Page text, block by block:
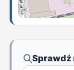
Sprawdź